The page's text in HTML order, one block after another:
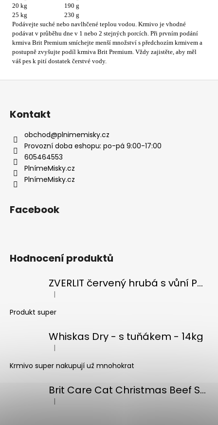
20 kg
190 g
25 kg
230 g
Podávejte suché nebo navlhčené teplou vodou. Krmivo je vhodné
podávat v průběhu dne v 1 nebo 2 stejných porcích. Při prvním podání
krmiva Brit Premium smíchejte menší množství s předchozím krmivem a
postupně zvyšujte podíl krmiva Brit Premium. Vždy zajistěte, aby měl
váš pes k pití dostatek čerstvé vody.
Z
Kontakt
obchod@plnimemisky.cz
Provozní doba eshopu: po-pá 9:00-17:00
605464553
PlnímeMisky.cz
PlnímeMisky.cz
Facebook
Hodnocení produktů
ZVERLIT červený hrubá s vůní Podestýlka kočka 10kg
Hodnocení produktu je 5 z 5 hvězdiček.
|
Produkt super
Whiskas Dry - s tuňákem - 14kg
Hodnocení produktu je 5 z 5 hvězdiček.
|
Krmivo super nakupují už mnohokrat
Brit Care Cat Christmas Beef Soup 75g
Hodnocení produktu je 5 z 5 hvězdiček.
|